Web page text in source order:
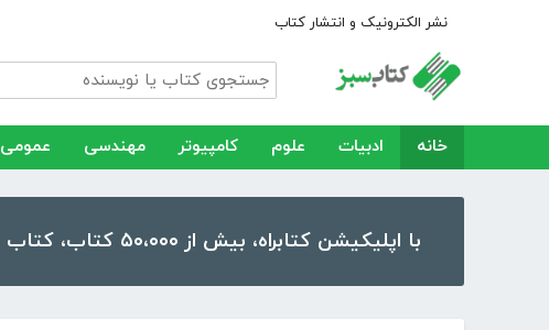
نشر الکترونیک و انتشار کتاب
خانه ادبیات علوم کامپیوتر مهندسی عمومی
با اپلیکیشن کتابراه، بیش از ۵۰،۰۰۰ کتاب، کتاب صوتی و رمان را در موبایل و تبلت خود داشته باشید!